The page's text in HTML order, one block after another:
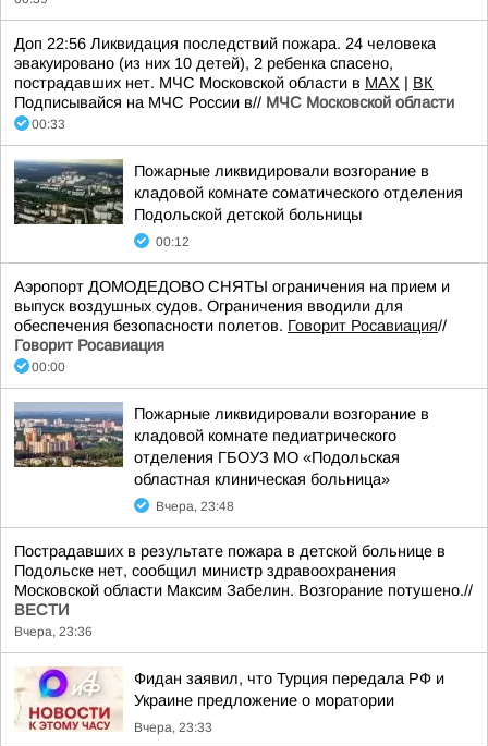
Доп 22:56 Ликвидация последствий пожара. 24 человека
эвакуировано (из них 10 детей), 2 ребенка спасено,
пострадавших нет. МЧС Московской области в MAX | ВК
Подписывайся на МЧС России в// МЧС Московской области
00:33
Пожарные ликвидировали возгорание в
кладовой комнате соматического отделения
Подольской детской больницы
00:12
Аэропорт ДОМОДЕДОВО СНЯТЫ ограничения на прием и
выпуск воздушных судов. Ограничения вводили для
обеспечения безопасности полетов. Говорит Росавиация//
Говорит Росавиация
00:00
Пожарные ликвидировали возгорание в
кладовой комнате педиатрического
отделения ГБОУЗ МО «Подольская
областная клиническая больница»
Вчера, 23:48
Пострадавших в результате пожара в детской больнице в
Подольске нет, сообщил министр здравоохранения
Московской области Максим Забелин. Возгорание потушено.//
ВЕСТИ
Вчера, 23:36
Фидан заявил, что Турция передала РФ и
Украине предложение о моратории
Вчера, 23:33